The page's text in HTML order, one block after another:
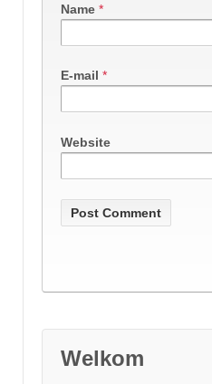
Name *
E-mail *
Website
Welkom